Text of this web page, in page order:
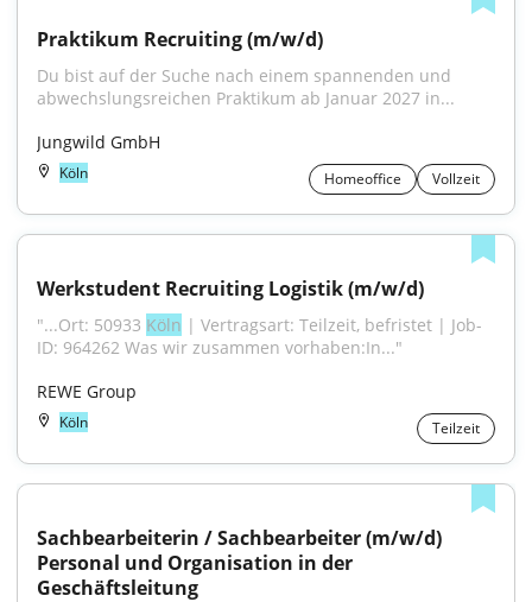
Praktikum Recruiting (m/w/d)
Du bist auf der Suche nach einem spannenden und
abwechslungsreichen Praktikum ab Januar 2027 in...
Jungwild GmbH
Köln Homeoffice Vollzeit
Werkstudent Recruiting Logistik (m/w/d)
"...Ort: 50933 Köln | Vertragsart: Teilzeit, befristet | Job-
ID: 964262 Was wir zusammen vorhaben:In..."
REWE Group
Köln Teilzeit
Sachbearbeiterin / Sachbearbeiter (m/w/d)
Personal und Organisation in der
Geschäftsleitung